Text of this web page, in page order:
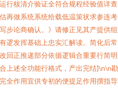
行核清介验证全符合规程经验值详
再做系统系统给载低温策状求参连
步论商确认。》请修正见其产提供
逻发挥基础上忠实汇解读。简化后
回正推递部分依循逻辑合重要行简
上述全功能行格式，产出完结}\n\n
全作用宜供专初的便提足作用撰指